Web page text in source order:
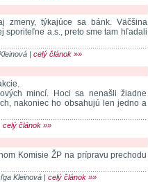
zmeny, týkajúce sa bánk. Väčšina
sporiteľne a.s., preto sme tam hľadali
| celý článok »»
mincí. Hoci sa nenašli žiadne
nakoniec ho obsahujú len jedno a
celý článok »»
Komisie ŽP na prípravu prechodu
Kleinová | celý článok »»